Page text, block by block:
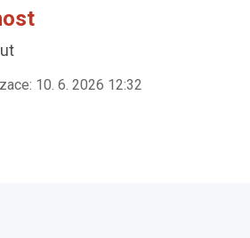
10. 6. 2026 12:32